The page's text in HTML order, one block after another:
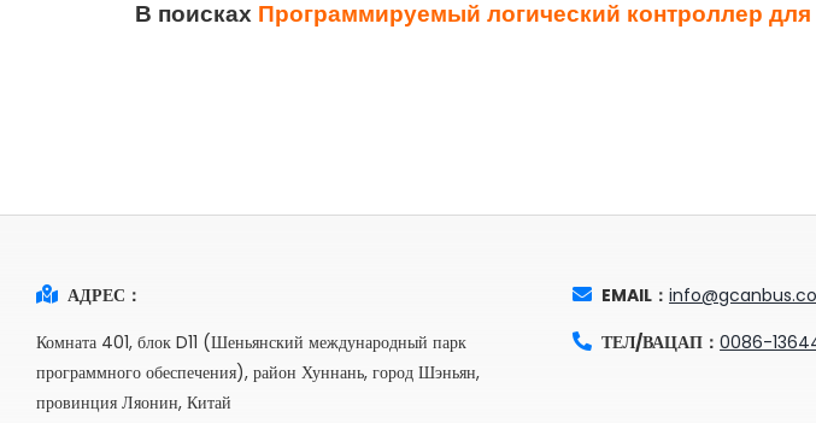
В поисках Программируемый логический контроллер
АДРЕС：
Комната 401, блок D11 (Шеньянский международный парк
программного обеспечения), район Хуннань, город Шэньян,
провинция Ляонин, Китай
EMAIL：
ТЕЛ/ВАЦАП：0086-